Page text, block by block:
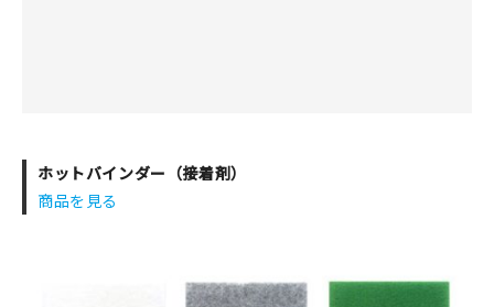
ホットバインダー（接着剤）
商品を見る